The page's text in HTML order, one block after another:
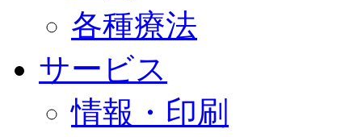
各種療法
サービス
情報・印刷